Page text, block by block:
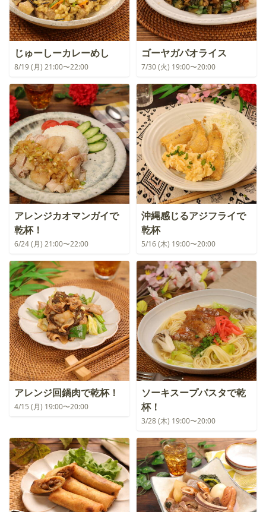
じゅーしーカレーめし
8/19 (月) 21:00〜22:00
ゴーヤガパオライス
7/30 (火) 19:00〜20:00
アレンジカオマンガイで
乾杯！
6/24 (月) 21:00〜22:00
沖縄感じるアジフライで
乾杯
5/16 (木) 19:00〜20:00
アレンジ回鍋肉で乾杯！
4/15 (月) 19:00〜20:00
ソーキスープパスタで乾
杯！
3/28 (木) 19:00〜20:00